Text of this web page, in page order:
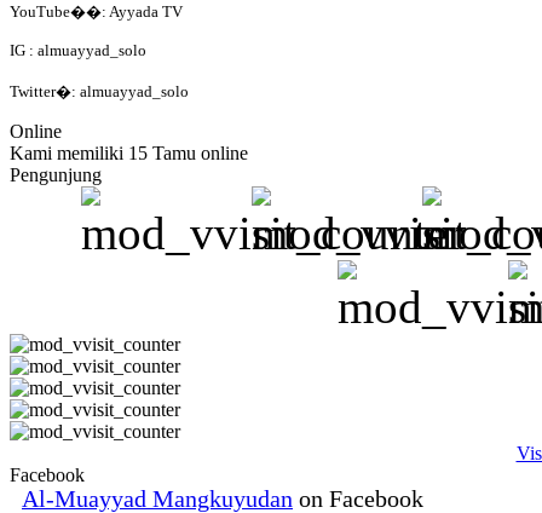
YouTube��: Ayyada TV
IG : almuayyad_solo
Twitter�: almuayyad_solo
Online
Kami memiliki 15 Tamu online
Pengunjung
Facebook
Al-Muayyad Mangkuyudan on Facebook